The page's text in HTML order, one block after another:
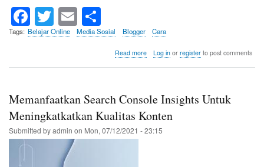
Fa
ce
ok
T
wi
r
E
m ha
re
Tags Belajar Online Media Sosial Blogger Cara
Read moreabout
Bagi
Pemilik
Produk
dan
Log inor registerto post comments
Memanfaatkan Search Console Insights Untuk
Meningkatkatkan Kualitas Konten
Submitted byadmin on Mon, 07/12/2021 - 23:15